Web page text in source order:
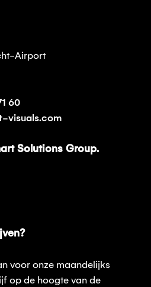
Airport
60
visuals.com
Solutions Group.
voor onze maandelijks
op de hoogte van de